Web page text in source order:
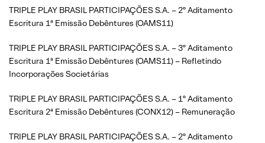
TRIPLE PLAY BRASIL PARTICIPAÇÕES S.A. – 2º Aditamento
Escritura 1ª Emissão Debêntures (OAMS11)
TRIPLE PLAY BRASIL PARTICIPAÇÕES S.A. – 3º Aditamento
Escritura 1ª Emissão Debêntures (OAMS11) – Refletindo
Incorporações Societárias
TRIPLE PLAY BRASIL PARTICIPAÇÕES S.A. – 1º Aditamento
Escritura 2ª Emissão Debêntures (CONX12) – Remuneração
TRIPLE PLAY BRASIL PARTICIPAÇÕES S.A. – 2º Aditamento